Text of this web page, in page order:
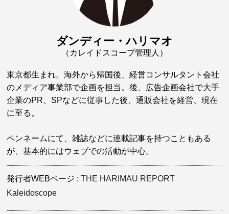
ダンディー・ハリマオ
（カレイドスコープ管理人）
東京都生まれ。海外から帰国後、経営コンサルタント会社
のメディア事業部で企画を担当。後、広告企画会社で大手
企業のPR、SPなどに従事した後、通販会社を経営、現在
に至る。
ペンネームにて、雑誌などに連載記事を持つこともある
が、基本的にはウェブでの活動が中心。
発行者WEBページ
THE HARIMAU REPORT
Kaleidoscope